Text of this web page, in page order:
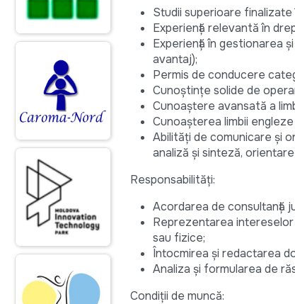
Studii superioare finalizate
Experiență relevantă în
Experiență în gestionarea
avantaj);
Permis de conducere
Cunoștințe solide de
Cunoaștere avansată a
Cunoașterea limbii
Abilități de comunicare și
analiză și sinteză,
Responsabilități:
Acordarea de consultanță
Reprezentarea
sau fizice;
Întocmirea și redactarea
Analiza și formularea de
Condiții de muncă: